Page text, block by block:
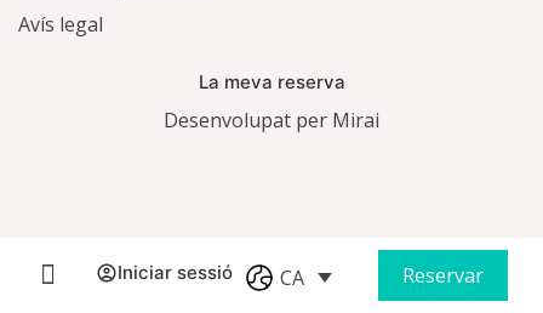
Iniciar sessió CA Reservar
Avís legal
La meva reserva
Desenvolupat per Mirai